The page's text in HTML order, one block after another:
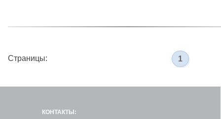
Страницы: 1
КОНТАКТЫ: